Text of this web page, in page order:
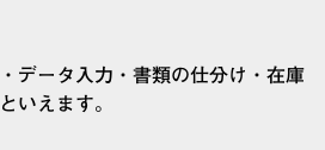
データ入力・書類の仕分け・在庫
いえます。